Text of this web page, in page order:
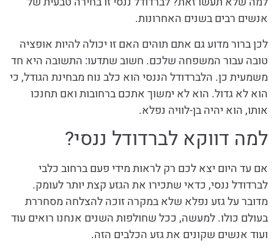
אנשים רבים בשנים האחרונות.
לכן ברור מדוע גם אתם תוהים האם זו יכולה להיות אופציה
טובה עבור המשפחה שלכם. חשוב שתדעו: התשובה היא חד
משמעית כן. הלברדודל הננסי הוא כלב נוח מבחינת הגודל, כי
הוא לא גדול. הוא לא ימשוך אתכם ברחובות ואם תחנכו
אותו, הוא יהיה בן-לוויה נפלא.
למה דווקא לברדודל ננסי?
אם עד היום יצא לכם רק לראות מידי פעם ברחוב כלבי
לברדודל ננסי, כדאי שתכירו את הגזע קצת יותר לעומק.
מדובר על גזע נפלא שלא במקרה זוכה להצלחה מסחררת
בעולם כולו. למעשה, ככל שחולפות השנים אנחנו רואים עוד
ועוד אנשים שקונים את גזע הכלבים הזה.